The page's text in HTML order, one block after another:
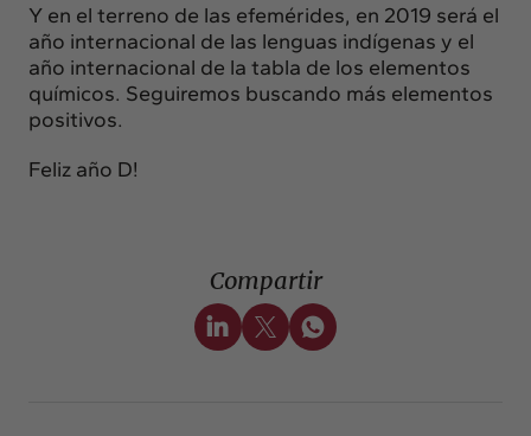
Y en el terreno de las efemérides, en 2019 será el
año internacional de las lenguas indígenas y el
año internacional de la tabla de los elementos
químicos. Seguiremos buscando más elementos
positivos.
Feliz año D!
Compartir